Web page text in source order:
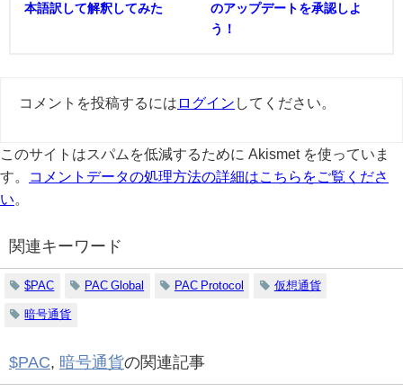
本語訳して解釈してみた
のアップデートを承認しよ
う！
コメントを投稿するには ログイン してください。
このサイトはスパムを低減するために Akismet を使っていま
す。
コメントデータの処理方法の詳細はこちらをご覧くださ
い
関連キーワード
$PAC PAC Global PAC Protocol 仮想通貨
暗号通貨
$PAC, 暗号通貨の関連記事